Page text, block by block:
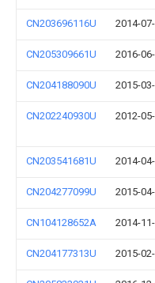
CN203696116U 2014-
CN205309661U 2016-
CN204188090U 2015-
CN202240930U 2012-
CN203541681U 2014-
CN204277099U 2015-
CN104128652A 2014-
CN204177313U 2015-